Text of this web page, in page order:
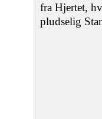
fra Hjertet,
pludselig